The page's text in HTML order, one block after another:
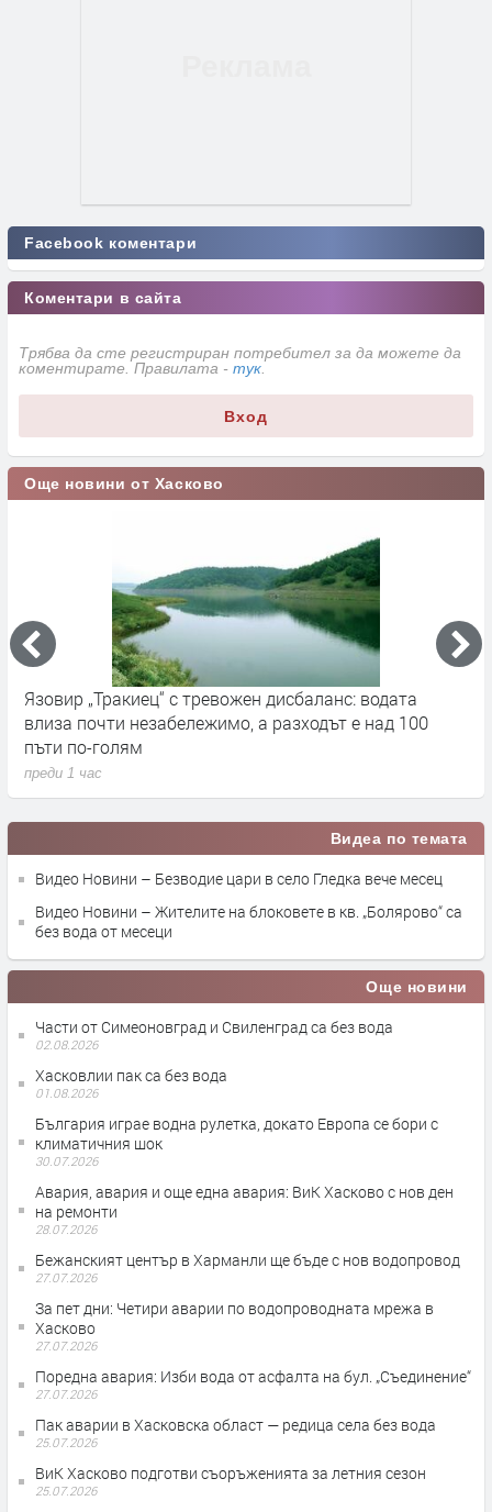
Facebook коментари
Коментари в сайта
Трябва да сте регистриран потребител за да можете да
коментирате. Правилата - тук
Вход
Още новини от Хасково
Язовир „Тракиец“ с тревожен дисбаланс: водата
влиза почти незабележимо, а разходът е над 100
пъти по-голям
преди 1 час
Видеа по темата
Видео Новини – Безводие цари в село Гледка вече месец
Видео Новини – Жителите на блоковете в кв. „Болярово“ са
без вода от месеци
Още новини
Части от Симеоновград и Свиленград са без вода
02.08.2026
Хасковлии пак са без вода
01.08.2026
България играе водна рулетка, докато Европа се бори с
климатичния шок
30.07.2026
Авария, авария и още една авария: ВиК Хасково с нов ден
на ремонти
28.07.2026
Бежанският център в Харманли ще бъде с нов водопровод
27.07.2026
За пет дни: Четири аварии по водопроводната мрежа в
Хасково
27.07.2026
Поредна авария: Изби вода от асфалта на бул. „Съединение“
27.07.2026
Пак аварии в Хасковска област — редица села без вода
25.07.2026
ВиК Хасково подготви съоръженията за летния сезон
25.07.2026